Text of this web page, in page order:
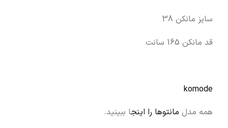
سایز مانکن 38
قد مانکن 165 سانت
komode
همه مدل مانتوها را اینجا ببینید.